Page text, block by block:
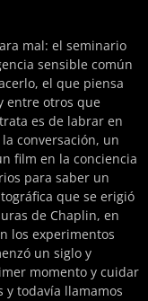
mal: el seminario
sensible común
el que piensa
entre otros que
es de labrar en
conversación, un
film en la conciencia
para saber un
que se erigió
de Chaplin, en
los experimentos
un siglo y
momento y cuidar
todavía llamamos